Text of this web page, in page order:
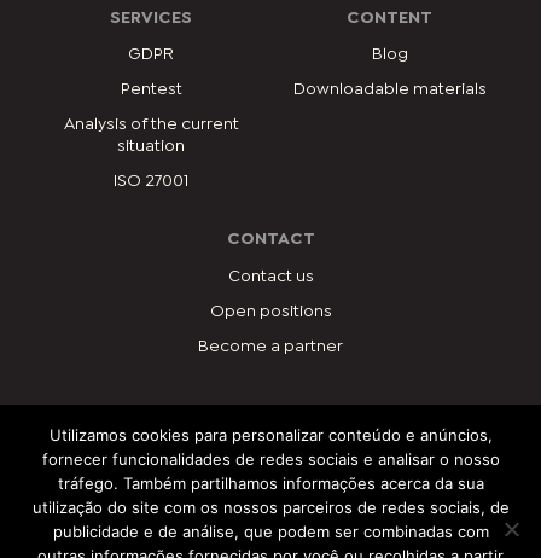
SERVICES
GDPR
Pentest
Analysis of the current
situation
ISO 27001
CONTENT
Blog
Downloadable materials
CONTACT
Contact us
Open positions
Become a partner
PROGRAMAS
Utilizamos cookies para personalizar conteúdo e anúncios,
fornecer funcionalidades de redes sociais e analisar o nosso
tráfego. Também partilhamos informações acerca da sua
utilização do site com os nossos parceiros de redes sociais, de
publicidade e de análise, que podem ser combinadas com